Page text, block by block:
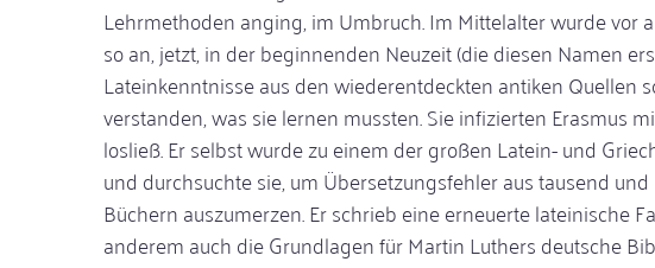
Lehrmethoden anging, im Umbruch. Im Mittelalter wurde
so an, jetzt, in der beginnenden Neuzeit (die diesen Namen
Lateinkenntnisse aus den wiederentdeckten antiken Quellen
verstanden, was sie lernen mussten. Sie infizierten Erasmus
losließ. Er selbst wurde zu einem der großen Latein- und
und durchsuchte sie, um Übersetzungsfehler aus tausend
Büchern auszumerzen. Er schrieb eine erneuerte lateinische
anderem auch die Grundlagen für Martin Luthers deutsche